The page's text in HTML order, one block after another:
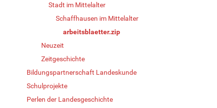
Stadt im Mittelalter
Schaffhausen im Mittelalter
arbeitsblaetter.zip
Neuzeit
Zeitgeschichte
Bildungspartnerschaft Landeskunde
Schulprojekte
Perlen der Landesgeschichte